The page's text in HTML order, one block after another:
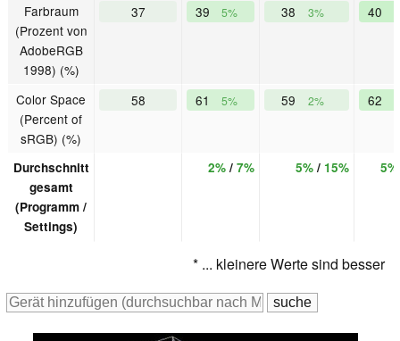
Farbraum
(Prozent von
AdobeRGB
1998) (%)
37 39 5% 38 3% 40
Color Space
(Percent of
sRGB) (%)
58 61 5% 59 2% 62
Durchschnitt
gesamt
(Programm /
Settings)
2%/ 7% 5%/ 15% 5%
* ... kleinere Werte sind besser